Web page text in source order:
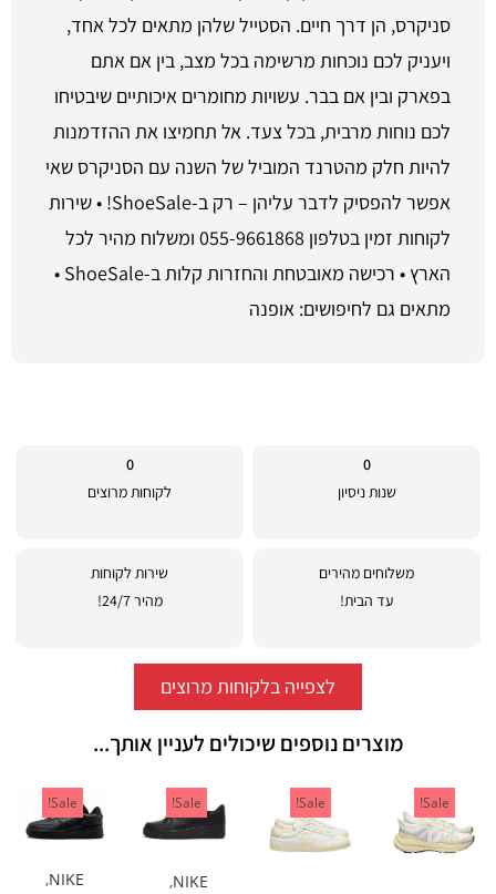
סניקרס, הן דרך חיים. הסטייל שלהן מתאים לכל אחד,
ויעניק לכם נוכחות מרשימה בכל מצב, בין אם אתם
בפארק ובין אם בבר. עשויות מחומרים איכותיים שיבטיחו
לכם נוחות מרבית, בכל צעד. אל תחמיצו את ההזדמנות
להיות חלק מהטרנד המוביל של השנה עם הסניקרס שאי
אפשר להפסיק לדבר עליהן – רק ב-ShoeSale! • שירות
לקוחות זמין בטלפון 055-9661868 ומשלוח מהיר לכל
הארץ • רכישה מאובטחת והחזרות קלות ב-ShoeSale •
מתאים גם לחיפושים: אופנה
0
שנות ניסיון
0
לקוחות מרוצים
משלוחים מהירים
עד הבית!
שירות לקוחות
מהיר 24/7!
לצפייה בלקוחות מרוצים
מוצרים נוספים שיכולים לעניין אותך...
Sale!
Sale!
Sale!
NIKE
,
Sale!
NIKE
,